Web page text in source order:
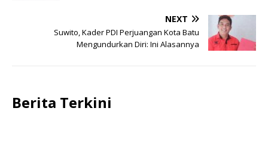
NEXT
Suwito, Kader PDI Perjuangan Kota Batu
Mengundurkan Diri: Ini Alasannya
Berita Terkini